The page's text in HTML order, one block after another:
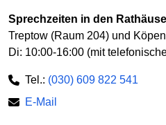
Sprechzeiten in den
Treptow (Raum 204) und
Di: 10:00-16:00 (mit
Tel.: (030) 609 822 541
E-Mail